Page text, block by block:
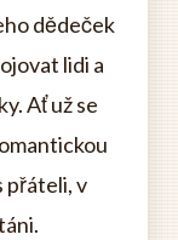
dědeček
lidi a
Ať už se
přáteli, v